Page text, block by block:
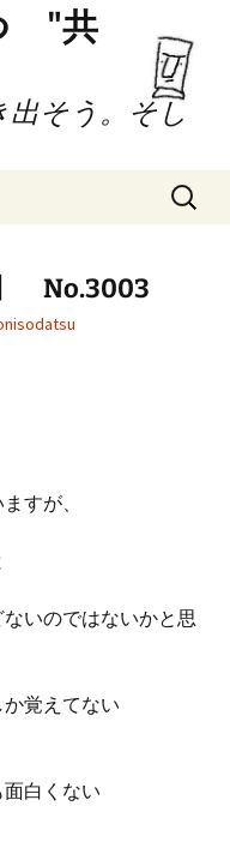
"共
そう。そし
検
索:
】 No.3003
すが、
いのではないかと思
覚えてない
白くない